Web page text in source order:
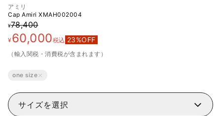
アミリ
Cap Amiri XMAH002004
¥78,400
¥60,000税込 23%OFF
（輸入関税・消費税が含まれます）
one size
サイズを選択